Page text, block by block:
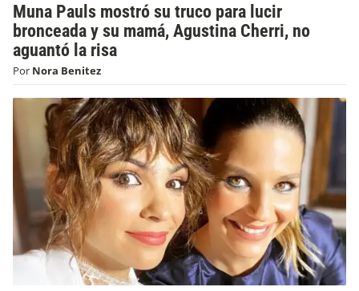
Muna Pauls mostró su truco para lucir
bronceada y su mamá, Agustina Cherri, no
aguantó la risa
Por Nora Benitez